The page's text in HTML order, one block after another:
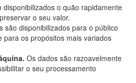
disponibilizados o quão rapidamente
o seu valor.
são disponibilizados para o público
para os propósitos mais variados
Os dados são razoavelmente
o seu processamento